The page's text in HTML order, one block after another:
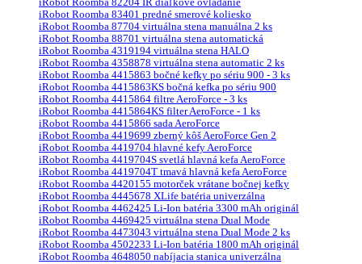
iRobot Roomba 82204 IR diaľkové ovládanie
iRobot Roomba 83401 predné smerové koliesko
iRobot Roomba 87704 virtuálna stena manuálna 2 ks
iRobot Roomba 88701 virtuálna stena automatická
iRobot Roomba 4319194 virtuálna stena HALO
iRobot Roomba 4358878 virtuálna stena automatic 2 ks
iRobot Roomba 4415863 bočné kefky po sériu 900 - 3 ks
iRobot Roomba 4415863KS bočná kefka po sériu 900
iRobot Roomba 4415864 filtre AeroForce - 3 ks
iRobot Roomba 4415864KS filter AeroForce - 1 ks
iRobot Roomba 4415866 sada AeroForce
iRobot Roomba 4419699 zberný kôš AeroForce Gen 2
iRobot Roomba 4419704 hlavné kefy AeroForce
iRobot Roomba 4419704S svetlá hlavná kefa AeroForce
iRobot Roomba 4419704T tmavá hlavná kefa AeroForce
iRobot Roomba 4420155 motorček vrátane bočnej kefky
iRobot Roomba 4445678 XLife batéria univerzálna
iRobot Roomba 4462425 Li-Ion batéria 3300 mAh originál
iRobot Roomba 4469425 virtuálna stena Dual Mode
iRobot Roomba 4473043 virtuálna stena Dual Mode 2 ks
iRobot Roomba 4502233 Li-Ion batéria 1800 mAh originál
iRobot Roomba 4648050 nabíjacia stanica univerzálna